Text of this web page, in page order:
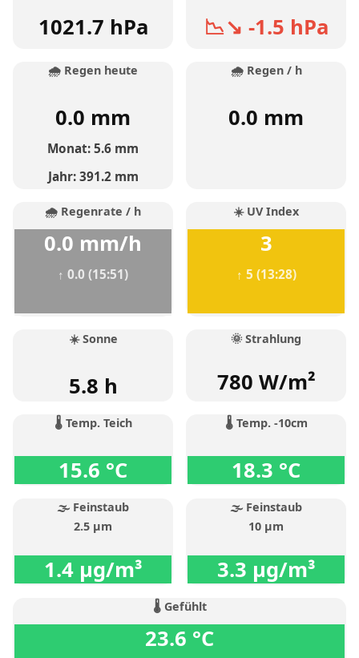
1021.7 hPa 📉↘ -1.5 hPa
🌧️ Regen heute
0.0 mm
Monat: 5.6 mm
Jahr: 391.2 mm
🌧️ Regen / h
0.0 mm
🌧️ Regenrate / h
0.0 mm/h
↑ 0.0 (15:51)
☀️ UV Index
3
↑ 5 (13:28)
☀️ Sonne
5.8 h
🌞 Strahlung
780 W/m²
🌡️ Temp. Teich
15.6 °C
🌡️ Temp. -10cm
18.3 °C
🌫️ Feinstaub
2.5 µm
1.4 µg/m³
🌫️ Feinstaub
10 µm
3.3 µg/m³
🌡️ Gefühlt
23.6 °C